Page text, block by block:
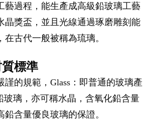
藝過程，能生產成高級鉛玻璃工藝
晶獎盃，並且光線通過琢磨雕刻能
古代一般被稱為琉璃。
標準
謹的規範，Glass：即普通的玻璃產
玻璃，亦可稱水晶，含氧化鉛含量
含量優良玻璃的保證。